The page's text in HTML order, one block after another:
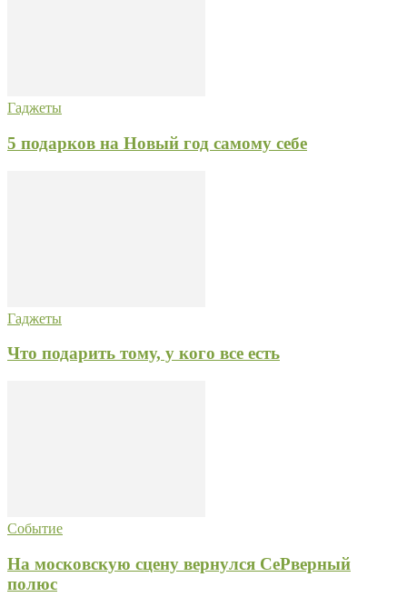
Гаджеты
5 подарков на Новый год самому себе
Гаджеты
Что подарить тому, у кого все есть
Событие
На московскую сцену вернулся СеРверный
полюс